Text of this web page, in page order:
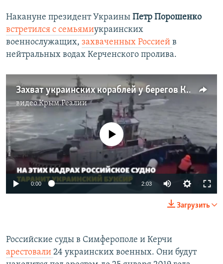
Накануне президент Украины Петр Порошенко
встретился с семьямиукраинских
военнослужащих, захваченных Россией в
нейтральных водах Керченского пролива.
Захват украинских кораблей у берегов Крыма. Как это было (видео)
видеоКрым.Реалии
No media source currently available
0:00 2:03
Загрузить
​Российские суды в Симферополе и Керчи
арестовали 24 украинских военных. Они будут